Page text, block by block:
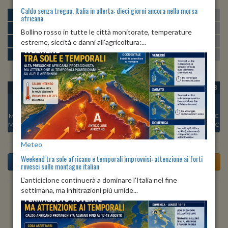
MATTINA min: 22º max:30º U:52%
POMERIGGIO
SERA min:26º max:34º
NOTTE min:22º max:25º U:84%-90%
OGGI
Min:24°C
Max:26°C
SAB 08
Min:22°C
Max:
DOM 09
Min:21°C
Max:24°C
LUN 10
Min:21°C
Max:
24°C
MAR 11
Min:23°C
Max:25°C
MER 12
Min: 22°C
Max:25°C
GIO 13
Min: 22°C
Max:25°C
Previsioni del Tempo a Gorizia tra 5 giorni
Meteo tra 5 giorni, mercoledì, 12 agosto 2026 a Gorizia:
al mattino cielo sereno, il pomeriggio cielo sereno, la sera
Caldo senza tregua, Italia in allerta: dieci giorni ancora nella morsa
africana
Bollino rosso in tutte le città monitorate, temperature
estreme, siccità e danni all'agricoltura:...
Meteo
Weekend tra sole africano e temporali improvvisi: attenzione ai forti
rovesci sulle montagne italian
L'anticiclone continuerà a dominare l'Italia nel fine
settimana, ma infiltrazioni più umide...